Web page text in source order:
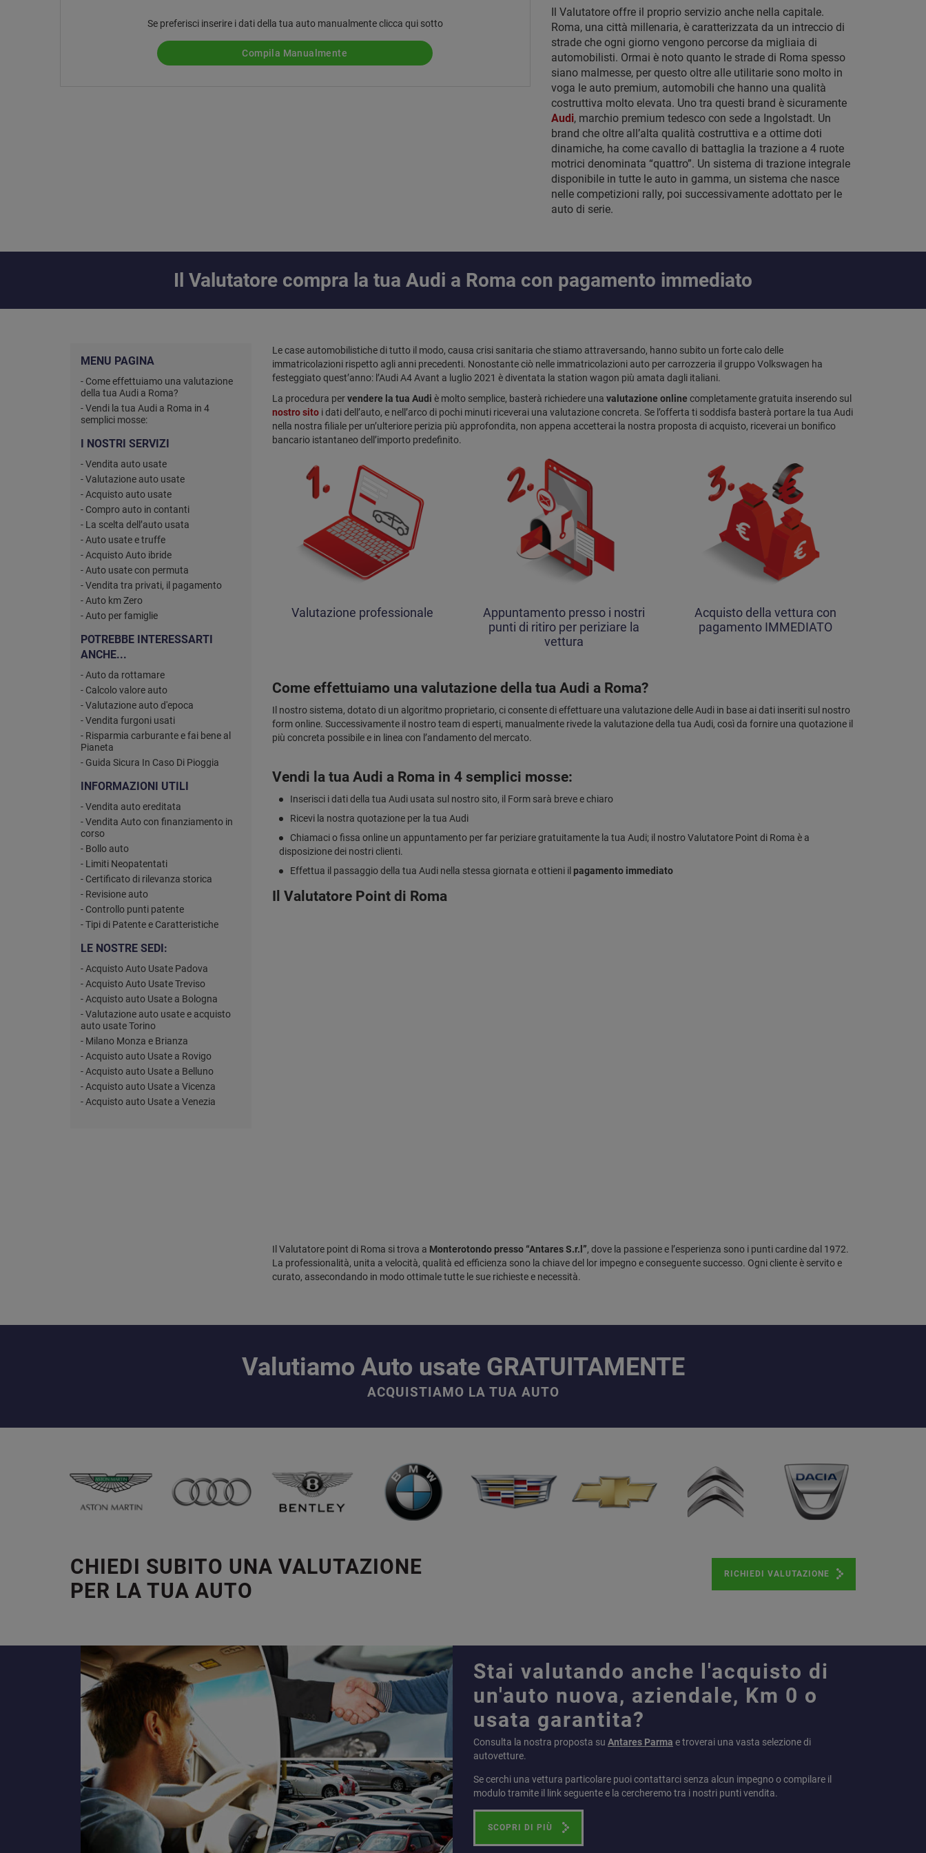
Se preferisci inserire i dati della tua auto manualmente clicca qui sotto
Compila Manualmente
Il Valutatore offre il proprio servizio anche nella capitale.
Roma, una città millenaria, è caratterizzata da un intreccio di
strade che ogni giorno vengono percorse da migliaia di
automobilisti. Ormai è noto quanto le strade di Roma spesso
siano malmesse, per questo oltre alle utilitarie sono molto in
voga le auto premium, automobili che hanno una qualità
costruttiva molto elevata. Uno tra questi brand è sicuramente
Audi, marchio premium tedesco con sede a Ingolstadt. Un
brand che oltre all’alta qualità costruttiva e a ottime doti
dinamiche, ha come cavallo di battaglia la trazione a 4 ruote
motrici denominata “quattro”. Un sistema di trazione integrale
disponibile in tutte le auto in gamma, un sistema che nasce
nelle competizioni rally, poi successivamente adottato per le
auto di serie.
Il Valutatore compra la tua Audi a Roma con pagamento immediato
MENU PAGINA
- Come effettuiamo una valutazione
della tua Audi a Roma?
- Vendi la tua Audi a Roma in 4
semplici mosse:
I NOSTRI SERVIZI
- Vendita auto usate
- Valutazione auto usate
- Acquisto auto usate
- Compro auto in contanti
- La scelta dell’auto usata
- Auto usate e truffe
- Acquisto Auto ibride
- Auto usate con permuta
- Vendita tra privati, il pagamento
- Auto km Zero
- Auto per famiglie
POTREBBE INTERESSARTI
ANCHE...
- Auto da rottamare
- Calcolo valore auto
- Valutazione auto d'epoca
- Vendita furgoni usati
- Risparmia carburante e fai bene al
Pianeta
- Guida Sicura In Caso Di Pioggia
INFORMAZIONI UTILI
- Vendita auto ereditata
- Vendita Auto con finanziamento in
corso
- Bollo auto
- Limiti Neopatentati
- Certificato di rilevanza storica
- Revisione auto
- Controllo punti patente
- Tipi di Patente e Caratteristiche
LE NOSTRE SEDI:
- Acquisto Auto Usate Padova
- Acquisto Auto Usate Treviso
- Acquisto auto Usate a Bologna
- Valutazione auto usate e acquisto
auto usate Torino
- Milano Monza e Brianza
- Acquisto auto Usate a Rovigo
- Acquisto auto Usate a Belluno
- Acquisto auto Usate a Vicenza
- Acquisto auto Usate a Venezia
Le case automobilistiche di tutto il modo, causa crisi sanitaria che stiamo attraversando, hanno subito un forte calo delle
immatricolazioni rispetto agli anni precedenti. Nonostante ciò nelle immatricolazioni auto per carrozzeria il gruppo Volkswagen ha
festeggiato quest’anno: l’Audi A4 Avant a luglio 2021 è diventata la station wagon più amata dagli italiani.
La procedura pervendere la tua Audi è molto semplice, basterà richiedere una valutazione online completamente gratuita inserendo sul
nostro sitoi dati dell’auto, e nell’arco di pochi minuti riceverai una valutazione concreta. Se l’offerta ti soddisfa basterà portare la tua Audi
nella nostra filiale per un’ulteriore perizia più approfondita, non appena accetterai la nostra proposta di acquisto, riceverai un bonifico
bancario istantaneo dell’importo predefinito.
Valutazione professionale
Appuntamento presso i nostri
punti di ritiro per periziare la
vettura
Acquisto della vettura con
pagamento IMMEDIATO
Come effettuiamo una valutazione della tua Audi a Roma?
Il nostro sistema, dotato di un algoritmo proprietario, ci consente di effettuare una valutazione delle Audi in base ai dati inseriti sul nostro
form online. Successivamente il nostro team di esperti, manualmente rivede la valutazione della tua Audi, così da fornire una quotazione il
più concreta possibile e in linea con l’andamento del mercato.
Vendi la tua Audi a Roma in 4 semplici mosse:
Inserisci i dati della tua Audi usata sul nostro sito, il Form sarà breve e chiaro
Ricevi la nostra quotazione per la tua Audi
Chiamaci o fissa online un appuntamento per far periziare gratuitamente la tua Audi; il nostro Valutatore Point di Roma è a
disposizione dei nostri clienti.
Effettua il passaggio della tua Audi nella stessa giornata e ottieni il pagamento immediato
Il Valutatore Point di Roma
Il Valutatore point di Roma si trova a Monterotondo presso “Antares S.r.l”, dove la passione e l’esperienza sono i punti cardine dal 1972.
La professionalità, unita a velocità, qualità ed efficienza sono la chiave del lor impegno e conseguente successo. Ogni cliente è servito e
curato, assecondando in modo ottimale tutte le sue richieste e necessità.
Valutiamo Auto usate GRATUITAMENTE
ACQUISTIAMO LA TUA AUTO
CHIEDI SUBITO UNA VALUTAZIONE
PER LA TUA AUTO
RICHIEDI VALUTAZIONE
Stai valutando anche l'acquisto di
un'auto nuova, aziendale, Km 0 o
usata garantita?
Consulta la nostra proposta su Antares Parma e troverai una vasta selezione di
autovetture.
Se cerchi una vettura particolare puoi contattarci senza alcun impegno o compilare il
modulo tramite il link seguente e la cercheremo tra i nostri punti vendita.
SCOPRI DI PIÙ